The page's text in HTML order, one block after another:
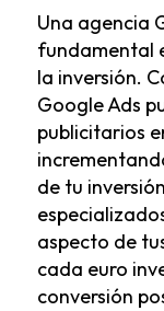
Una agencia
fundamental
la inversión.
Google Ads
publicitarios
de tu
aspecto de
cada euro
conversión